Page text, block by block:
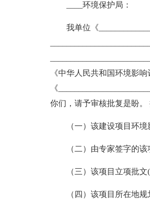
____环境保护局：
我单位《
《中华人民共和国环境影
《
你们，请予审核批复是盼。
（一）该建设项目环
（二）由专家签字的
（三）该项目立项批
（四）该项目所在地